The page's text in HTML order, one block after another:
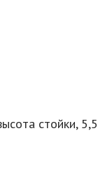
стойки,